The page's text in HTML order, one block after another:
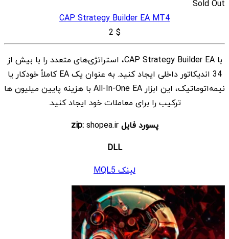
Sold Out
CAP Strategy Builder EA MT4
$
با CAP Strategy Builder EA، استراتژی‌های متعدد را با بیش از
34 اندیکاتور داخلی ایجاد کنید. به عنوان یک EA کاملاً خودکار یا
نیمه‌اتوماتیک، این ابزار All-In-One EA با هزینه پایین میلیون ها
ترکیب را برای معاملات خود ایجاد کنید.
پسورد فایل zip:shopea.ir
DLL
لینک MQL5